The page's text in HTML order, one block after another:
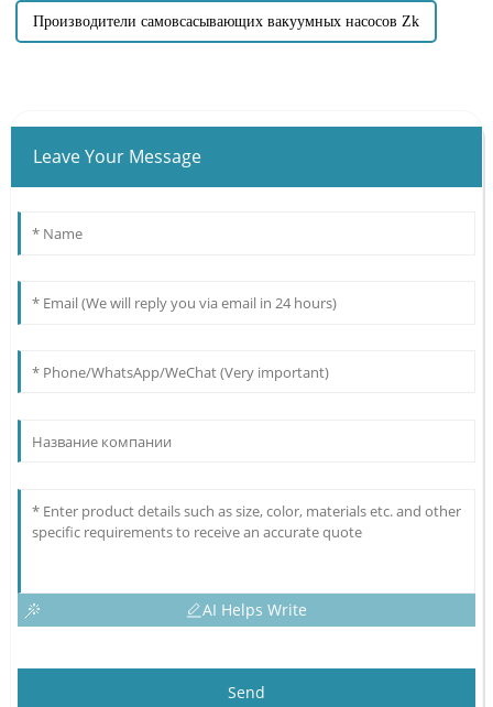
Производители самовсасывающих вакуумных насосов Zk
Leave Your Message
AI Helps Write
Send